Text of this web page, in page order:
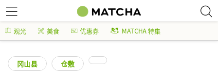
观光 美食 优惠券 MATCHA 特集
冈山县 仓敷